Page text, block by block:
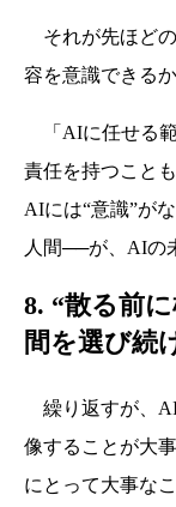
それが先ほど
容を意識できる
「AIに任せる
責任を持つこと
AIには“意識”が
人間──が、AIの
8. “散る前
間を選び続
繰り返すが、
像することが大
にとって大事な